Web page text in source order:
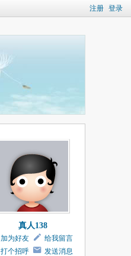
注册 登录
真人138
加为好友
给我留言
打个招呼
发送消息